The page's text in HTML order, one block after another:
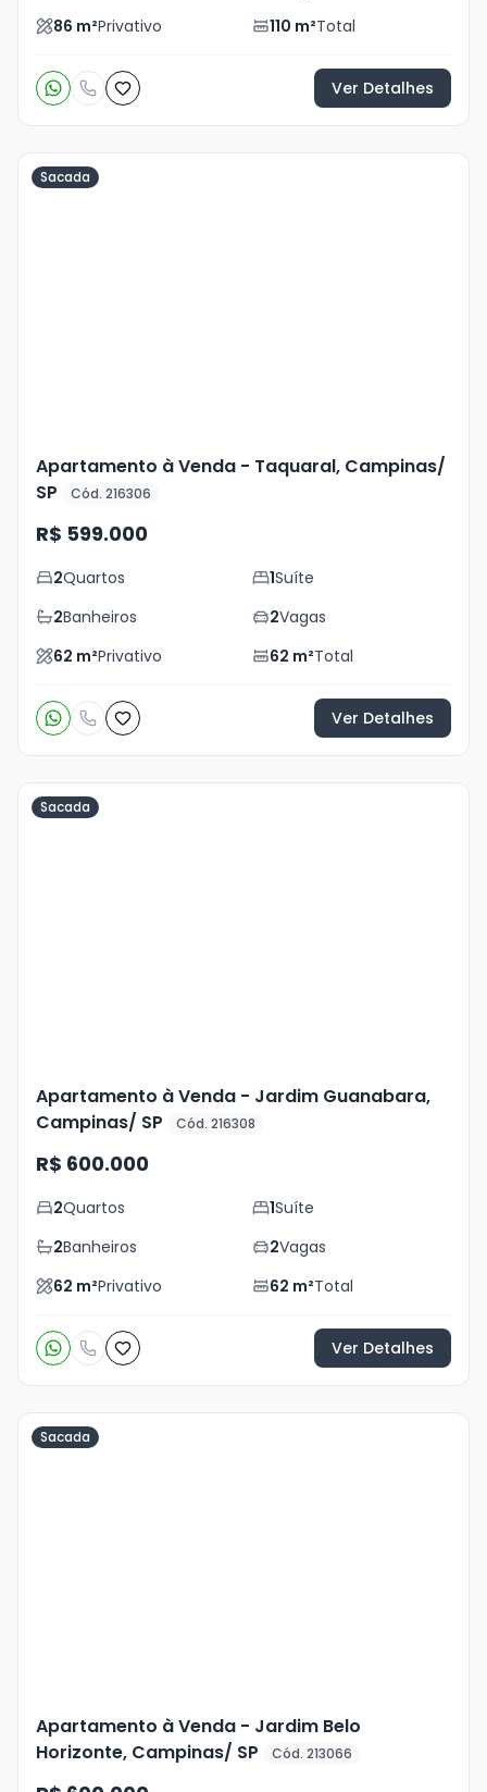
86 m²Privativo 110 m²Total
Ver Detalhes
Sacada
Apartamento à Venda - Taquaral, Campinas/
SP
Cód. 216306
R$ 599.000
2Quartos 1Suíte
2Banheiros 2Vagas
62 m²Privativo 62 m²Total
Ver Detalhes
Sacada
Apartamento à Venda - Jardim Guanabara,
Campinas/ SP
Cód. 216308
R$ 600.000
2Quartos 1Suíte
2Banheiros 2Vagas
62 m²Privativo 62 m²Total
Ver Detalhes
Sacada
Apartamento à Venda - Jardim Belo
Horizonte, Campinas/ SP
Cód. 213066